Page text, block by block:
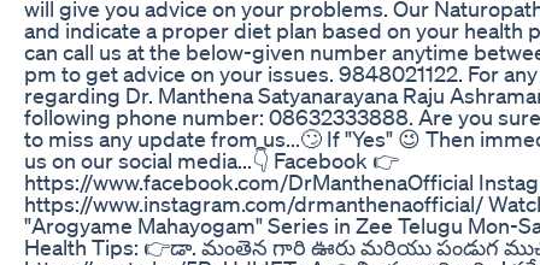
will give you advice on your problems. Our
and indicate a proper diet plan based on your health
can call us at the below-given number anytime
pm to get advice on your issues. 9848021122. For
regarding Dr. Manthena Satyanarayana Raju
following phone number: 08632333888. Are you
to miss any update from us...🙄 If "Yes" 😉 Then
us on our social media...👇 Facebook 👉
https://www.facebook.com/DrManthenaOfficial
https://www.instagram.com/drmanthenaofficial/
"Arogyame Mahayogam" Series in Zee Telugu Mon-
Health Tips: 👉డా. మంతెన గారి ఊరు మరియు పండుగ